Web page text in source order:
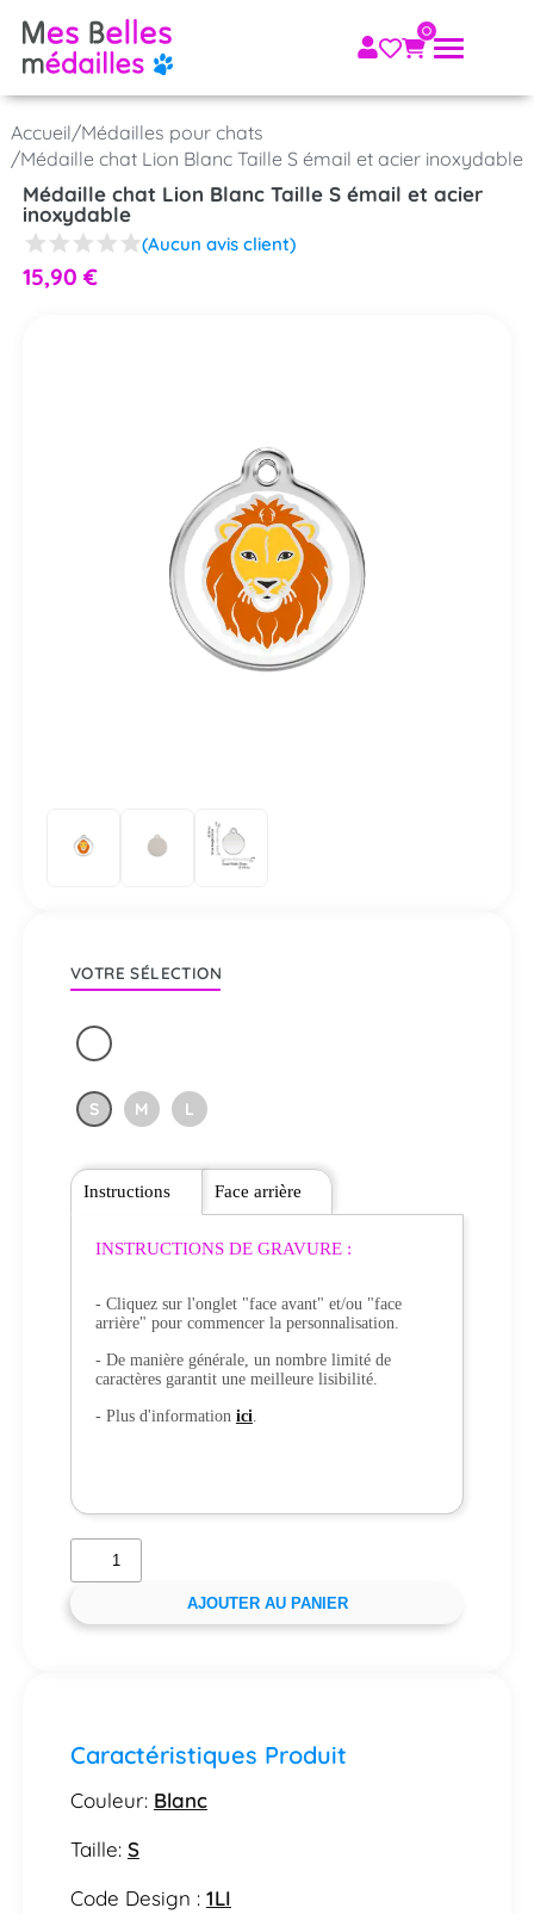
Accueil/Médailles pour chats
/Médaille chat Lion Blanc Taille S émail et acier inoxydable
Médaille chat Lion Blanc Taille S émail et acier
inoxydable
(Aucun avis client)
15,90 €
VOTRE SÉLECTION
S M L
Instructions
INSTRUCTIONS DE GRAVURE :
- Cliquez sur l'onglet "face avant" et/ou "face
arrière" pour commencer la personnalisation.
- De manière générale, un nombre limité de
caractères garantit une meilleure lisibilité.
- Plus d'information ici.
Face arrière
AJOUTER AU PANIER
Caractéristiques Produit
Couleur: Blanc
Taille: S
Code Design : 1LI